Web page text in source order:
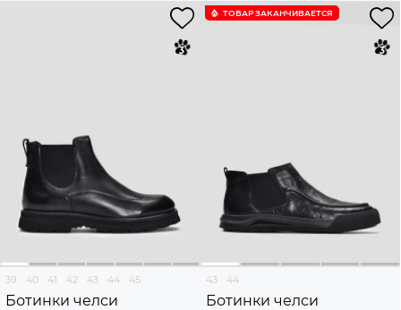
39 40 41 42 43 44 45
Ботинки челси
ТОВАР ЗАКАНЧИВАЕТСЯ
43 44
Ботинки челси